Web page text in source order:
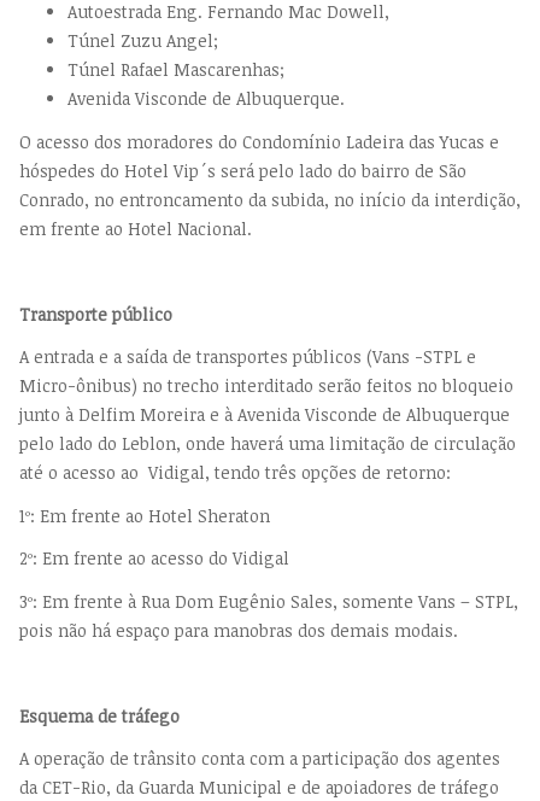
Autoestrada Eng. Fernando Mac Dowell,
Túnel Zuzu Angel;
Túnel Rafael Mascarenhas;
Avenida Visconde de Albuquerque.
O acesso dos moradores do Condomínio Ladeira das Yucas e
hóspedes do Hotel Vip´s será pelo lado do bairro de São
Conrado, no entroncamento da subida, no início da interdição,
em frente ao Hotel Nacional.
Transporte público
A entrada e a saída de transportes públicos (Vans -STPL e
Micro-ônibus) no trecho interditado serão feitos no bloqueio
junto à Delfim Moreira e à Avenida Visconde de Albuquerque
pelo lado do Leblon, onde haverá uma limitação de circulação
até o acesso ao Vidigal, tendo três opções de retorno:
1º: Em frente ao Hotel Sheraton
2º: Em frente ao acesso do Vidigal
3º: Em frente à Rua Dom Eugênio Sales, somente Vans – STPL,
pois não há espaço para manobras dos demais modais.
Esquema de tráfego
A operação de trânsito conta com a participação dos agentes
da CET-Rio, da Guarda Municipal e de apoiadores de tráfego